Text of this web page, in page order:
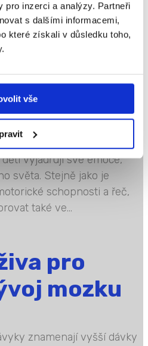
pro inzerci a analýzy. Partneři
s dalšími informacemi,
které získali v důsledku toho,
vše
kresbu u
jeden
komunikace.
vyjadřují své emoce,
světa. Stejně jako je
schopnosti a řeč,
také ve...
pro
mozku
znamenají vyšší dávky